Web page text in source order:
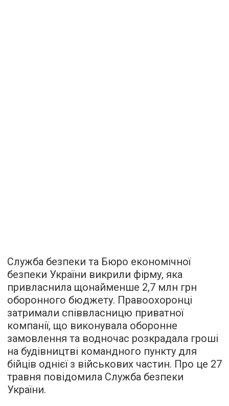
Служба безпеки та Бюро економічної
безпеки України викрили фірму, яка
привласнила щонайменше 2,7 млн грн
оборонного бюджету. Правоохоронці
затримали співвласницю приватної
компанії, що виконувала оборонне
замовлення та водночас розкрадала гроші
на будівництві командного пункту для
бійців однієї з військових частин. Про це 27
травня повідомила Служба безпеки
України.